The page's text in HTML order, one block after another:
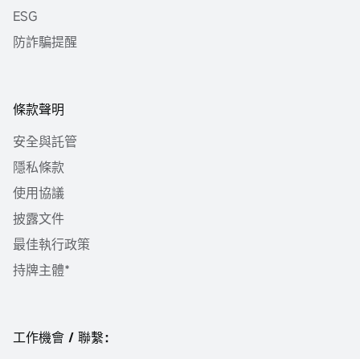
ESG
防詐騙提醒
條款聲明
安全與託管
隱私條款
使用協議
披露文件
最佳執行政策
持牌主體*
工作機會 / 聯繫：